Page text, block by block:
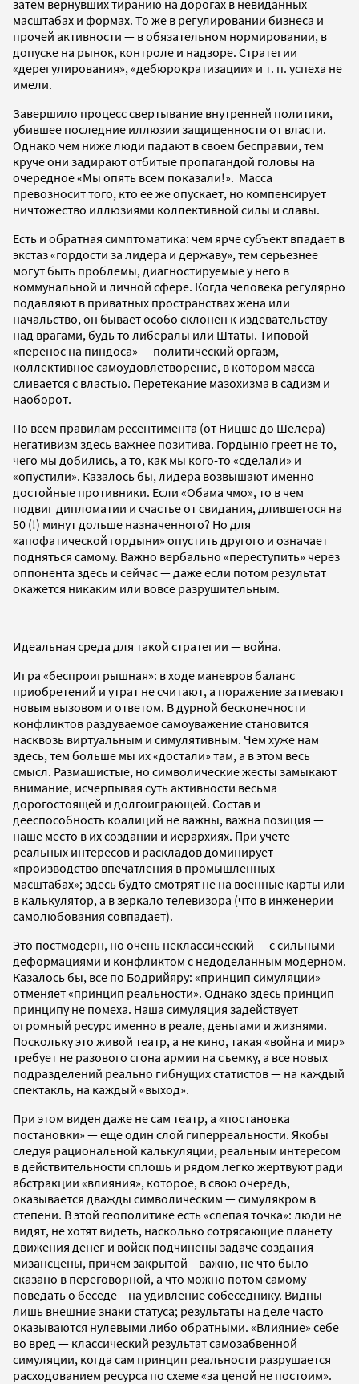
затем вернувших тиранию на дорогах в невиданных
масштабах и формах. То же в регулировании бизнеса и
прочей активности — в обязательном нормировании, в
допуске на рынок, контроле и надзоре. Стратегии
«дерегулирования», «дебюрократизации» и т. п. успеха не
имели.
Завершило процесс свертывание внутренней политики,
убившее последние иллюзии защищенности от власти.
Однако чем ниже люди падают в своем бесправии, тем
круче они задирают отбитые пропагандой головы на
очередное «Мы опять всем показали!». Масса
превозносит того, кто ее же опускает, но компенсирует
ничтожество иллюзиями коллективной силы и славы.
Есть и обратная симптоматика: чем ярче субъект впадает в
экстаз «гордости за лидера и державу», тем серьезнее
могут быть проблемы, диагностируемые у него в
коммунальной и личной сфере. Когда человека регулярно
подавляют в приватных пространствах жена или
начальство, он бывает особо склонен к издевательству
над врагами, будь то либералы или Штаты. Типовой
«перенос на пиндоса» — политический оргазм,
коллективное самоудовлетворение, в котором масса
сливается с властью. Перетекание мазохизма в садизм и
наоборот.
По всем правилам ресентимента (от Ницше до Шелера)
негативизм здесь важнее позитива. Гордыню греет не то,
чего мы добились, а то, как мы кого-то «сделали» и
«опустили». Казалось бы, лидера возвышают именно
достойные противники. Если «Обама чмо», то в чем
подвиг дипломатии и счастье от свидания, длившегося на
50 (!) минут дольше назначенного? Но для
«апофатической гордыни» опустить другого и означает
подняться самому. Важно вербально «переступить» через
оппонента здесь и сейчас — даже если потом результат
окажется никаким или вовсе разрушительным.
Идеальная среда для такой стратегии — война.
Игра «беспроигрышная»: в ходе маневров баланс
приобретений и утрат не считают, а поражение затмевают
новым вызовом и ответом. В дурной бесконечности
конфликтов раздуваемое самоуважение становится
насквозь виртуальным и симулятивным. Чем хуже нам
здесь, тем больше мы их «достали» там, а в этом весь
смысл. Размашистые, но символические жесты замыкают
внимание, исчерпывая суть активности весьма
дорогостоящей и долгоиграющей. Состав и
дееспособность коалиций не важны, важна позиция —
наше место в их создании и иерархиях. При учете
реальных интересов и раскладов доминирует
«производство впечатления в промышленных
масштабах»; здесь будто смотрят не на военные карты или
в калькулятор, а в зеркало телевизора (что в инженерии
самолюбования совпадает).
Это постмодерн, но очень неклассический — с сильными
деформациями и конфликтом с недоделанным модерном.
Казалось бы, все по Бодрийяру: «принцип симуляции»
отменяет «принцип реальности». Однако здесь принцип
принципу не помеха. Наша симуляция задействует
огромный ресурс именно в реале, деньгами и жизнями.
Поскольку это живой театр, а не кино, такая «война и мир»
требует не разового сгона армии на съемку, а все новых
подразделений реально гибнущих статистов — на каждый
спектакль, на каждый «выход».
При этом виден даже не сам театр, а «постановка
постановки» — еще один слой гиперреальности. Якобы
следуя рациональной калькуляции, реальным интересом
в действительности сплошь и рядом легко жертвуют ради
абстракции «влияния», которое, в свою очередь,
оказывается дважды символическим — симулякром в
степени. В этой геополитике есть «слепая точка»: люди не
видят, не хотят видеть, насколько сотрясающие планету
движения денег и войск подчинены задаче создания
мизансцены, причем закрытой – важно, не что было
сказано в переговорной, а что можно потом самому
поведать о беседе – на удивление собеседнику. Видны
лишь внешние знаки статуса; результаты на деле часто
оказываются нулевыми либо обратными. «Влияние» себе
во вред — классический результат самозабвенной
симуляции, когда сам принцип реальности разрушается
расходованием ресурса по схеме «за ценой не постоим».